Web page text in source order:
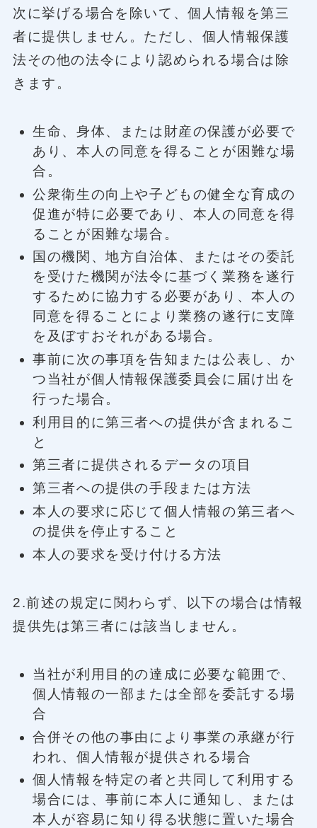
次に挙げる場合を除いて、個人情報を第三
者に提供しません。ただし、個人情報保護
法その他の法令により認められる場合は除
きます。
生命、身体、または財産の保護が必要で
あり、本人の同意を得ることが困難な場
合。
公衆衛生の向上や子どもの健全な育成の
促進が特に必要であり、本人の同意を得
ることが困難な場合。
国の機関、地方自治体、またはその委託
を受けた機関が法令に基づく業務を遂行
するために協力する必要があり、本人の
同意を得ることにより業務の遂行に支障
を及ぼすおそれがある場合。
事前に次の事項を告知または公表し、か
つ当社が個人情報保護委員会に届け出を
行った場合。
利用目的に第三者への提供が含まれるこ
と
第三者に提供されるデータの項目
第三者への提供の手段または方法
本人の要求に応じて個人情報の第三者へ
の提供を停止すること
本人の要求を受け付ける方法
2.前述の規定に関わらず、以下の場合は情報
提供先は第三者には該当しません。
当社が利用目的の達成に必要な範囲で、
個人情報の一部または全部を委託する場
合
合併その他の事由により事業の承継が行
われ、個人情報が提供される場合
個人情報を特定の者と共同して利用する
場合には、事前に本人に通知し、または
本人が容易に知り得る状態に置いた場合